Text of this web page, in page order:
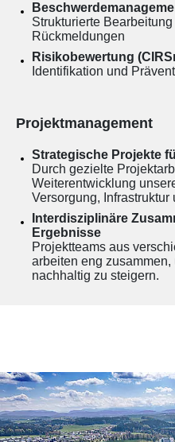
Strukturierte
Rückmeldungen
Risikobewertung
Identifikation und
Projektmanagement
Strategische Projekte
Durch gezielte
Weiterentwicklung
Versorgung,
Interdisziplinäre
Ergebnisse
Projektteams aus
arbeiten eng
nachhaltig zu steigern.